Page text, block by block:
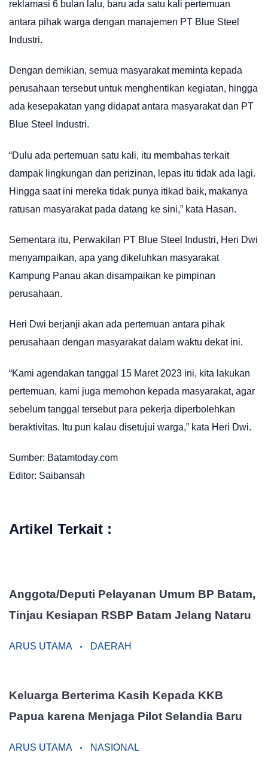
reklamasi 6 bulan lalu, baru ada satu kali pertemuan
antara pihak warga dengan manajemen PT Blue Steel
Industri.
Dengan demikian, semua masyarakat meminta kepada
perusahaan tersebut untuk menghentikan kegiatan, hingga
ada kesepakatan yang didapat antara masyarakat dan PT
Blue Steel Industri.
“Dulu ada pertemuan satu kali, itu membahas terkait
dampak lingkungan dan perizinan, lepas itu tidak ada lagi.
Hingga saat ini mereka tidak punya itikad baik, makanya
ratusan masyarakat pada datang ke sini,” kata Hasan.
Sementara itu, Perwakilan PT Blue Steel Industri, Heri Dwi
menyampaikan, apa yang dikeluhkan masyarakat
Kampung Panau akan disampaikan ke pimpinan
perusahaan.
Heri Dwi berjanji akan ada pertemuan antara pihak
perusahaan dengan masyarakat dalam waktu dekat ini.
“Kami agendakan tanggal 15 Maret 2023 ini, kita lakukan
pertemuan, kami juga memohon kepada masyarakat, agar
sebelum tanggal tersebut para pekerja diperbolehkan
beraktivitas. Itu pun kalau disetujui warga,” kata Heri Dwi.
Sumber: Batamtoday.com
Editor: Saibansah
Artikel Terkait :
Anggota/Deputi Pelayanan Umum BP Batam,
Tinjau Kesiapan RSBP Batam Jelang Nataru
ARUS UTAMA DAERAH
Keluarga Berterima Kasih Kepada KKB
Papua karena Menjaga Pilot Selandia Baru
ARUS UTAMA NASIONAL